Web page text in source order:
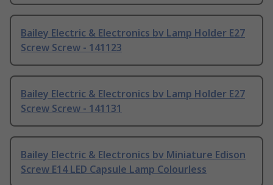
Bailey Electric & Electronics bv Lamp Holder E27
Screw Screw - 141123
Bailey Electric & Electronics bv Lamp Holder E27
Screw Screw - 141131
Bailey Electric & Electronics bv Miniature Edison
Screw E14 LED Capsule Lamp Colourless